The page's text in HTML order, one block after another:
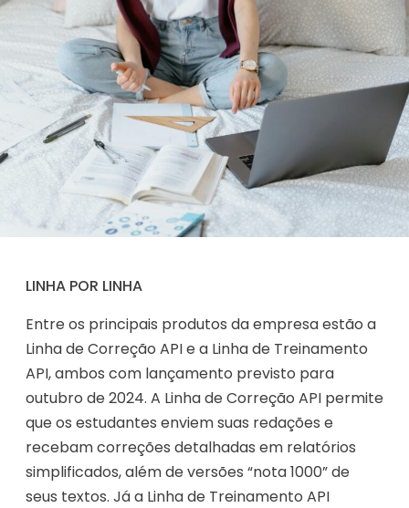
LINHA POR LINHA
Entre os principais produtos da empresa estão a
Linha de Correção API e a Linha de Treinamento
API, ambos com lançamento previsto para
outubro de 2024. A Linha de Correção API permite
que os estudantes enviem suas redações e
recebam correções detalhadas em relatórios
simplificados, além de versões “nota 1000” de
seus textos. Já a Linha de Treinamento API